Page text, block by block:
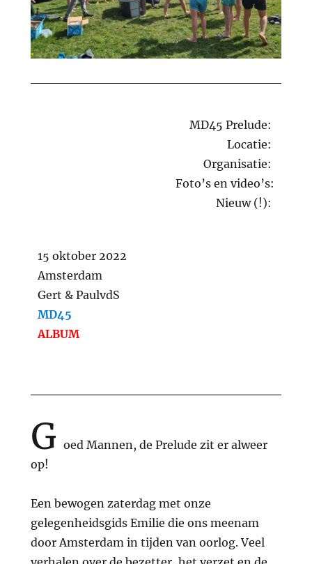
MD45 Prelude:
Locatie:
Organisatie:
Foto’s en video’s:
Nieuw (!):
15 oktober 2022
Amsterdam
Gert & PaulvdS
MD45
ALBUM
G oed Mannen, de Prelude zit er alweer
op!
Een bewogen zaterdag met onze
gelegenheidsgids Emilie die ons meenam
door Amsterdam in tijden van oorlog. Veel